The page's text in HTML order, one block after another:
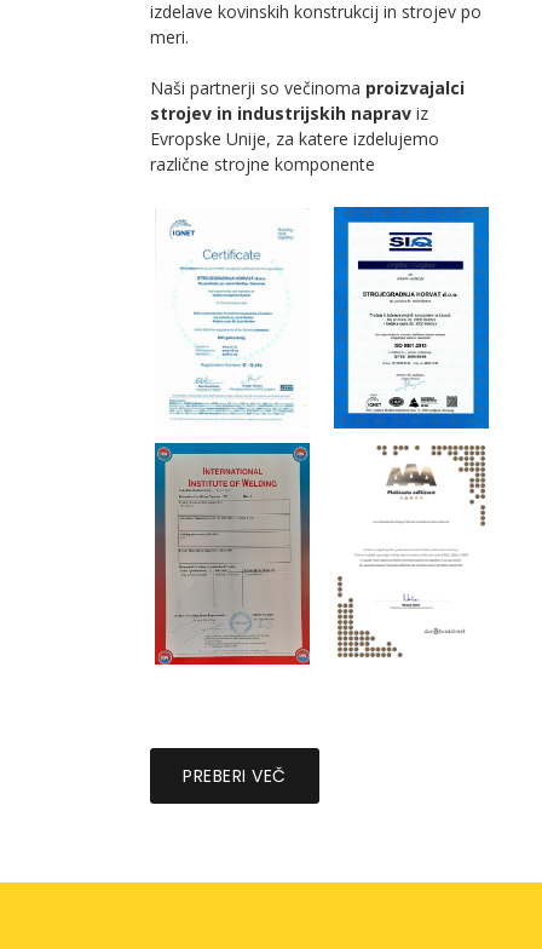
izdelave kovinskih konstrukcij in strojev po
meri.
Naši partnerji so večinoma proizvajalci
strojev in industrijskih naprav iz
Evropske Unije, za katere izdelujemo
različne strojne komponente
PREBERI VEČ